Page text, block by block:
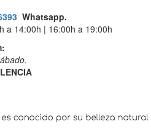
Whatsapp.
a 14:00h | 16:00h a 19:00h